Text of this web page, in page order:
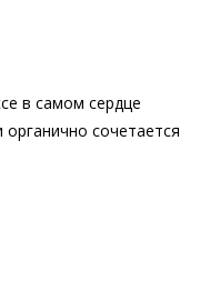
в самом сердце
сочетается